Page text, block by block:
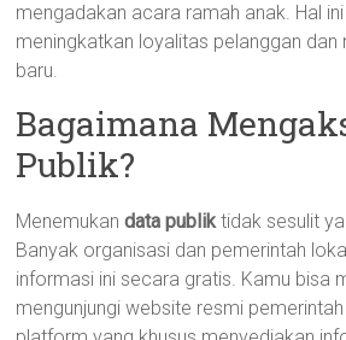
mengadakan acara ramah anak. Hal
meningkatkan loyalitas pelanggan dan
baru.
Bagaimana
Publik?
Menemukandata publiktidak sesulit
Banyak organisasi dan pemerintah
informasi ini secara gratis. Kamu bisa
mengunjungi website resmi